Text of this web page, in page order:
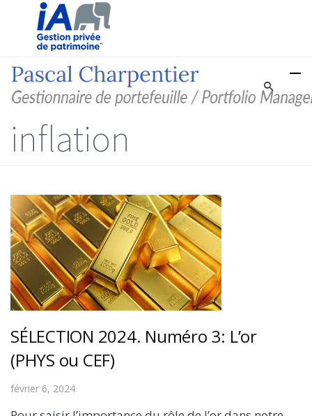
inflation
SÉLECTION 2024. Numéro 3: L’or
(PHYS ou CEF)
février 6, 2024